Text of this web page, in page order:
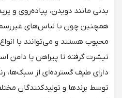
بدنی مانند دویدن، پیاده‌روی و
همچنین چون با لباس‌های
محبوب هستند و می‌توانند با
تیشرت گرفته تا پیراهن یا دامن
دارای طیف گسترده‌ای از سبک‌ها،
توسط برندها و تولیدکنندگان